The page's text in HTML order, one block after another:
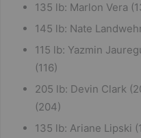
135 lb: Marlon Vera
145 lb: Nate
115 lb: Yazmin
(116)
205 lb: Devin Clark
(204)
135 lb: Ariane Lipski